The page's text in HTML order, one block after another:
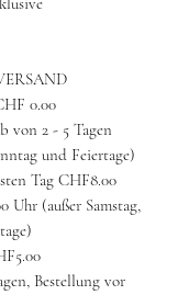
0.00
von 2 - 5 Tagen
und Feiertage)
Tag CHF8.00
Uhr (außer Samstag,
Bestellung vor